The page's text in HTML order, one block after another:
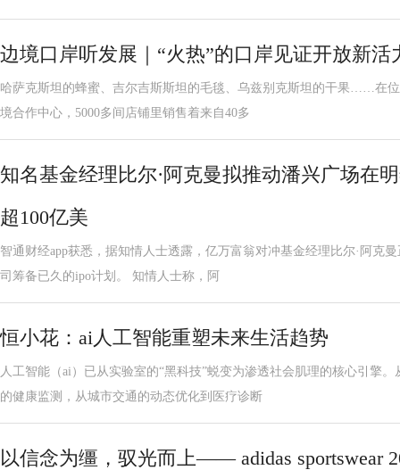
边境口岸听发展｜“火热”的口岸见证开放新活
哈萨克斯坦的蜂蜜、吉尔吉斯斯坦的毛毯、乌兹别克斯坦的干果……在
境合作中心，5000多间店铺里销售着来自40多
知名基金经理比尔·阿克曼拟推动潘兴广场在
超100亿美
智通财经app获悉，据知情人士透露，亿万富翁对冲基金经理比尔·阿克
司筹备已久的ipo计划。 知情人士称，阿
恒小花：ai人工智能重塑未来生活趋势
人工智能（ai）已从实验室的“黑科技”蜕变为渗透社会肌理的核心引擎
的健康监测，从城市交通的动态优化到医疗诊断
以信念为缰，驭光而上—— adidas sportswear